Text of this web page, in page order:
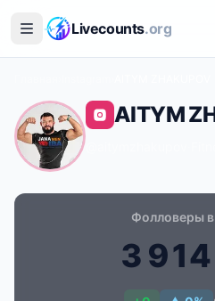
Livecounts.org
AITYM
Фолловеры
3 914